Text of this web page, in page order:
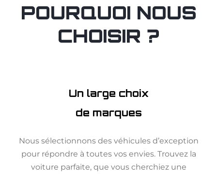
POURQUOI NOUS
CHOISIR ?
Un large choix
de marques
Nous sélectionnons des véhicules d’exception
pour répondre à toutes vos envies. Trouvez la
voiture parfaite, que vous cherchiez une